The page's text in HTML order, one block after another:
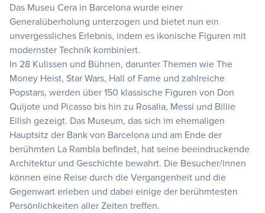
Das Museu Cera in Barcelona wurde einer
Generalüberholung unterzogen und bietet nun ein
unvergessliches Erlebnis, indem es ikonische Figuren mit
modernster Technik kombiniert.
In 28 Kulissen und Bühnen, darunter Themen wie The
Money Heist, Star Wars, Hall of Fame und zahlreiche
Popstars, werden über 150 klassische Figuren von Don
Quijote und Picasso bis hin zu Rosalia, Messi und Billie
Eilish gezeigt. Das Museum, das sich im ehemaligen
Hauptsitz der Bank von Barcelona und am Ende der
berühmten La Rambla befindet, hat seine beeindruckende
Architektur und Geschichte bewahrt. Die Besucher/innen
können eine Reise durch die Vergangenheit und die
Gegenwart erleben und dabei einige der berühmtesten
Persönlichkeiten aller Zeiten treffen.